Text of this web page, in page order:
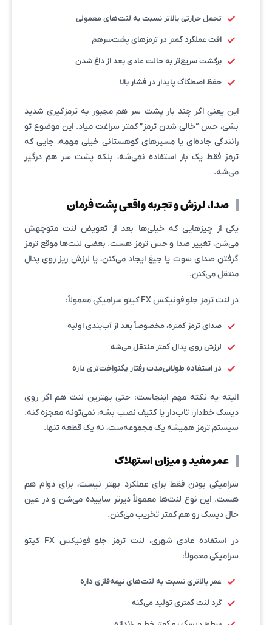
تحمل حرارتی بالاتر نسبت به لنت‌های معمولی
افت عملکرد کمتر در ترمزهای پشت‌سرهم
برگشت سریع‌تر به حالت عادی بعد از داغ شدن
حفظ اصطکاک پایدار در فشار بالا
این یعنی اگر چند بار پشت سر هم مجبور به ترمزگیری شدید
بشی، حس “خالی شدن ترمز” کمتر سراغت میاد. این موضوع تو
رانندگی جاده‌ای یا مسیرهای کوهستانی خیلی مهمه، جایی که
ترمز فقط یک بار استفاده نمی‌شه، بلکه پشت سر هم درگیر
می‌شه.
صدا، لرزش و تجربه واقعی پشت فرمان
یکی از چیزهایی که خیلی‌ها بعد از تعویض لنت متوجهش
می‌شن، تغییر صدا و حس ترمز هست. بعضی لنت‌ها موقع ترمز
گرفتن صدای سوت یا جیغ ایجاد می‌کنن، یا لرزش ریز روی پدال
منتقل می‌کنن.
در لنت ترمز جلو فونیکس FX کیتو سرامیکی معمولاً:
صدای ترمز کمتره، مخصوصاً بعد از آب‌بندی اولیه
لرزش روی پدال کمتر منتقل می‌شه
در استفاده طولانی‌مدت رفتار یکنواخت‌تری داره
البته یه نکته مهم اینجاست: حتی بهترین لنت هم اگر روی
دیسک خط‌دار، تاب‌دار یا کثیف نصب بشه، نمی‌تونه معجزه کنه.
سیستم ترمز همیشه یک مجموعه‌ست، نه یک قطعه تنها.
عمر مفید و میزان استهلاک
سرامیکی بودن فقط برای عملکرد بهتر نیست، برای دوام هم
هست. این نوع لنت‌ها معمولاً دیرتر ساییده می‌شن و در عین
حال دیسک رو هم کمتر تخریب می‌کنن.
در استفاده عادی شهری، لنت ترمز جلو فونیکس FX کیتو
سرامیکی معمولاً:
عمر بالاتری نسبت به لنت‌های نیمه‌فلزی داره
گرد لنت کمتری تولید می‌کنه